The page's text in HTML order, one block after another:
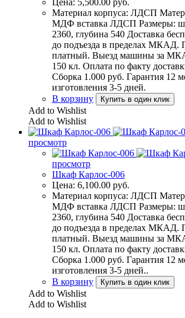
Материал корпуса: ЛДСП
МДФ вставка ЛДСП Размеры:
2360, глубина 540 Доставка
до подъезда в пределах МКАД.
платный. Выезд машины за
150 кл. Оплата по факту
Сборка 1.000 руб. Гарантия 12
изготовления 3-5 дней.
В корзину
Купить в один клик
Add to Wishlist
Add to Wishlist
просмотр
просмотр
Шкаф Карлос-006
Цена: 6,100.00 руб.
Материал корпуса: ЛДСП
МДФ вставка ЛДСП Размеры:
2360, глубина 540 Доставка
до подъезда в пределах МКАД.
платный. Выезд машины за
150 кл. Оплата по факту
Сборка 1.000 руб. Гарантия 12
изготовления 3-5 дней..
В корзину
Купить в один клик
Add to Wishlist
Add to Wishlist